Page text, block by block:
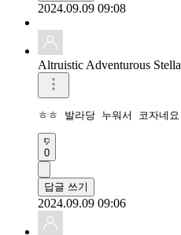
2024.09.09 09:08
Altruistic Adventurous Stella
ㅎㅎ 발라당 누워서 코자네요
0
답글 쓰기
2024.09.09 09:06